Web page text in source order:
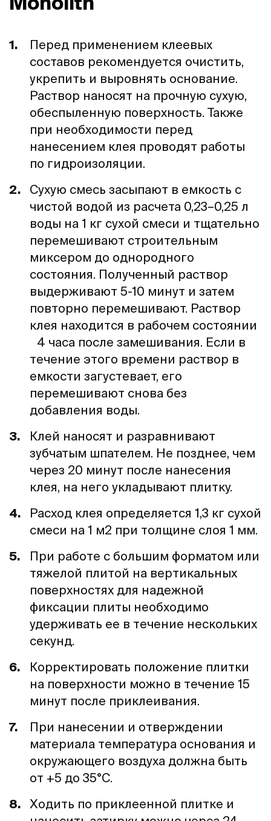
Monolith
Перед применением клеевых
составов рекомендуется очистить,
укрепить и выровнять основание.
Раствор наносят на прочную сухую,
обеспыленную поверхность. Также
при необходимости перед
нанесением клея проводят работы
по гидроизоляции.
Сухую смесь засыпают в емкость с
чистой водой из расчета 0,23–0,25 л
воды на 1 кг сухой смеси и тщательно
перемешивают строительным
миксером до однородного
состояния. Полученный раствор
выдерживают 5-10 минут и затем
повторно перемешивают. Раствор
клея находится в рабочем состоянии
4 часа после замешивания. Если в
течение этого времени раствор в
емкости загустевает, его
перемешивают снова без
добавления воды.
Клей наносят и разравнивают
зубчатым шпателем. Не позднее, чем
через 20 минут после нанесения
клея, на него укладывают плитку.
Расход клея определяется 1,3 кг сухой
смеси на 1 м2 при толщине слоя 1 мм.
При работе с большим форматом или
тяжелой плитой на вертикальных
поверхностях для надежной
фиксации плиты необходимо
удерживать ее в течение нескольких
секунд.
Корректировать положение плитки
на поверхности можно в течение 15
минут после приклеивания.
При нанесении и отверждении
материала температура основания и
окружающего воздуха должна быть
от +5 до 35°С.
Ходить по приклеенной плитке и